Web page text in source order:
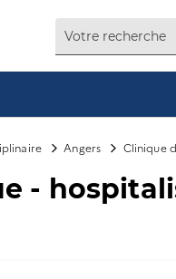
Angers Clinique
-